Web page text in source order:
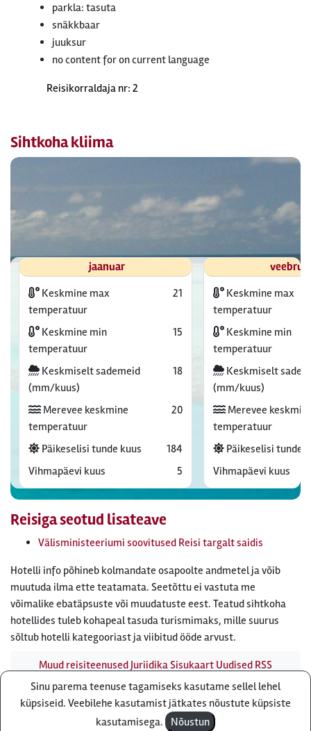
parkla: tasuta
snäkkbaar
juuksur
no content for on current language
Reisikorraldaja nr: 2
Sihtkoha kliima
jaanuar
Keskmine max
temperatuur
21
Keskmine min
temperatuur
15
Keskmiselt sademeid
(mm/kuus)
18
Merevee keskmine
temperatuur
20
Päikeselisi tunde kuus
184
Vihmapäevi kuus
5
Keskmine max
temperatuur
Keskmine min
temperatuur
Keskmiselt
(mm/kuus)
Merevee
temperatuur
Päikeselisi tunde
Vihmapäevi kuus
Reisiga seotud lisateave
Välisministeeriumi soovitused Reisi targalt saidis
Hotelli info põhineb kolmandate osapoolte andmetel ja võib
muutuda ilma ette teatamata. Seetõttu ei vastuta me
võimalike ebatäpsuste või muudatuste eest. Teatud sihtkoha
hotellides tuleb kohapeal tasuda turismimaks, mille suurus
sõltub hotelli kategooriast ja viibitud ööde arvust.
Küsi pakkumist
Muud reisiteenusedJuriidikaSisukaart Uudised RSS
uudisvoogFirmastÄrikliendileOtsi infot meie saidist
Reisibüroo Reisiekspert, Roosikrantsi 8B Tallinn, Eesti - e-
post: ebyroo[ät]reisiekspert.ee - telefon:
Sinu parema teenuse tagamiseks kasutame sellel lehel
küpsiseid. Veebilehe kasutamist jätkates nõustute küpsiste
kasutamisega.
Nõustun